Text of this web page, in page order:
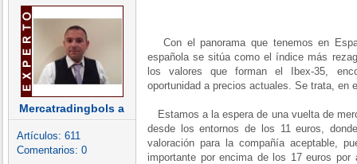
Mercatradingbols a
Artículos: 611
Comentarios: 0
Con el panorama que tenemos en
española se sitúa como el índice más
los valores que forman el Ibex-35,
oportunidad a precios actuales. Se trata,
Estamos a la espera de una vuelta de
desde los entornos de los 11 euros,
valoración para la compañía aceptable,
importante por encima de los 17 euros